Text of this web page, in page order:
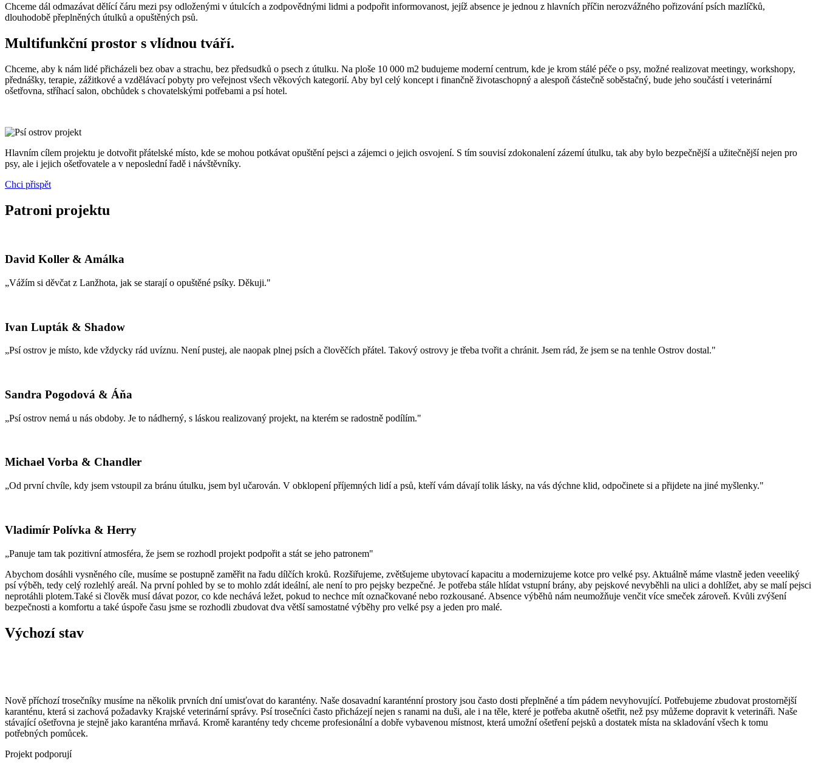
Chceme dál odmazávat dělící čáru mezi psy odloženými v útulcích a zodpovědnými lidmi a podpořit informovanost, jejíž absence je jednou z hlavních příčin nerozvážného pořizování psích mazlíčků,
dlouhodobě přeplněných útulků a opuštěných psů.
Multifunkční prostor s vlídnou tváří.
Chceme, aby k nám lidé přicházeli bez obav a strachu, bez předsudků o psech z útulku. Na ploše 10 000 m2 budujeme moderní centrum, kde je krom stálé péče o psy, možné realizovat meetingy, workshopy,
přednášky, terapie, zážitkové a vzdělávací pobyty pro veřejnost všech věkových kategorií. Aby byl celý koncept i finančně životaschopný a alespoň částečně soběstačný, bude jeho součástí i veterinární
ošetřovna, stříhací salon, obchůdek s chovatelskými potřebami a psí hotel.
Hlavním cílem projektu je dotvořit přátelské místo, kde se mohou potkávat opuštění pejsci a zájemci o jejich osvojení. S tím souvisí zdokonalení zázemí útulku, tak aby bylo bezpečnější a užitečnější nejen pro
psy, ale i jejich ošetřovatele a v neposlední řadě i návštěvníky.
Chci přispět
Patroni projektu
David Koller & Amálka
„Vážím si děvčat z Lanžhota, jak se starají o opuštěné psíky. Děkuji."
Ivan Lupták & Shadow
„Psí ostrov je místo, kde vždycky rád uvíznu. Není pustej, ale naopak plnej psích a člověčích přátel. Takový ostrovy je třeba tvořit a chránit. Jsem rád, že jsem se na tenhle Ostrov dostal."
Sandra Pogodová & Áňa
„Psí ostrov nemá u nás obdoby. Je to nádherný, s láskou realizovaný projekt, na kterém se radostně podílím."
Michael Vorba & Chandler
„Od první chvíle, kdy jsem vstoupil za bránu útulku, jsem byl učarován. V obklopení příjemných lidí a psů, kteří vám dávají tolik lásky, na vás dýchne klid, odpočinete si a přijdete na jiné myšlenky."
Vladimír Polívka & Herry
„Panuje tam tak pozitivní atmosféra, že jsem se rozhodl projekt podpořit a stát se jeho patronem"
Abychom dosáhli vysněného cíle, musíme se postupně zaměřit na řadu dílčích kroků. Rozšiřujeme, zvětšujeme ubytovací kapacitu a modernizujeme kotce pro velké psy. Aktuálně máme vlastně jeden veeeliký
psí výběh, tedy celý rozlehlý areál. Na první pohled by se to mohlo zdát ideální, ale není to pro pejsky bezpečné. Je potřeba stále hlídat vstupní brány, aby pejskové nevyběhli na ulici a dohlížet, aby se malí pejsci
neprotáhli plotem.Také si člověk musí dávat pozor, co kde nechává ležet, pokud to nechce mít označkované nebo rozkousané. Absence výběhů nám neumožňuje venčit více smeček zároveň. Kvůli zvýšení
bezpečnosti a komfortu a také úspoře času jsme se rozhodli zbudovat dva větší samostatné výběhy pro velké psy a jeden pro malé.
Výchozí stav
Nově příchozí trosečníky musíme na několik prvních dní umisťovat do karantény. Naše dosavadní karanténní prostory jsou často dosti přeplněné a tím pádem nevyhovující. Potřebujeme zbudovat prostornější
karanténu, která si zachová požadavky Krajské veterinární správy. Psí trosečníci často přicházejí nejen s ranami na duši, ale i na těle, které je potřeba akutně ošetřit, než psy můžeme dopravit k veterináři. Naše
stávající ošetřovna je stejně jako karanténa mrňavá. Kromě karantény tedy chceme profesionální a dobře vybavenou místnost, která umožní ošetření pejsků a dostatek místa na skladování všech k tomu
potřebných pomůcek.
Projekt podporují